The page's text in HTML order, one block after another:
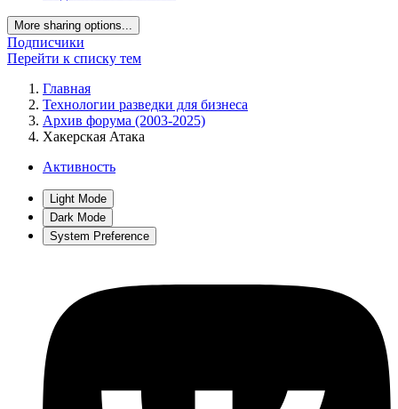
More sharing options...
Подписчики
Перейти к списку тем
Главная
Технологии разведки для бизнеса
Архив форума (2003-2025)
Хакерская Атака
Активность
Light Mode
Dark Mode
System Preference